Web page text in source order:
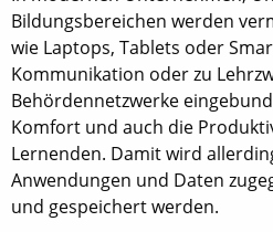
Bildungsbereichen werden
wie Laptops, Tablets oder
Kommunikation oder zu
Behördennetzwerke
Komfort und auch die
Lernenden. Damit wird
Anwendungen und Daten
und gespeichert werden.